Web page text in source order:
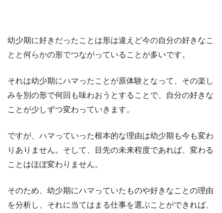
幼少期に好きだったことは形は違えど今の自分の好きなこ
とと何らかの形でつながっていることが多いです。
それは幼少期にハマったことが原体験となって、その楽し
みを別の形で何回も味わおうとすることで、自分の好きな
ことが少しずつ変わっていきます。
ですが、ハマっていった根本的な理由は幼少期も今も変わ
りありません。そして、目先の未来程度であれば、変わる
ことはほぼ変わりません。
そのため、幼少期にハマっていたものや好きなことの理由
を分析し、それに当てはまる仕事を選ぶことができれば、